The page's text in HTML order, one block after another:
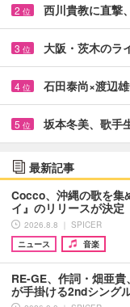
2 位 西川貴教に直撃
3 位 大阪・茨木のラ
4 位 石田泰尚×渡辺
5 位 坂本冬美、歌手
最新記事
Cocco、沖縄の歌を集
イ』のリリースが決
2026.8.8 ｜ SPICER
ニュース
音楽
RE-GE、作詞・畑亜
が手掛ける2ndシング